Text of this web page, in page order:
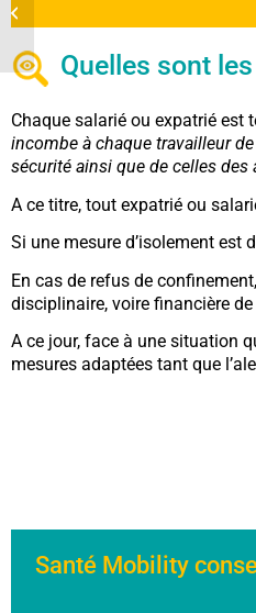
Quelles sont
Chaque salarié ou expatrié est
incombe à chaque travailleur
sécurité ainsi que de celles
A ce titre, tout expatrié ou
Si une mesure d’isolement est
En cas de refus de
disciplinaire, voire financière
A ce jour, face à une situation
mesures adaptées tant que
Santé Mobility
et Portugal